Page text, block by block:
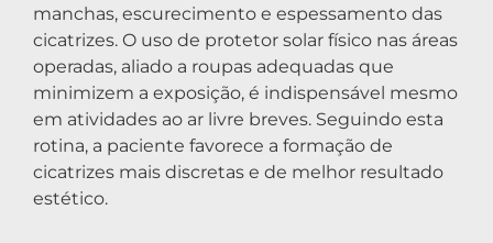
manchas, escurecimento e espessamento das
cicatrizes. O uso de protetor solar físico nas áreas
operadas, aliado a roupas adequadas que
minimizem a exposição, é indispensável mesmo
em atividades ao ar livre breves. Seguindo esta
rotina, a paciente favorece a formação de
cicatrizes mais discretas e de melhor resultado
estético.